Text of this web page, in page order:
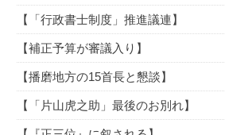
【「行政書士制度」推進議連】
【補正予算が審議入り】
【播磨地方の15首長と懇談】
【「片山虎之助」最後のお別れ】